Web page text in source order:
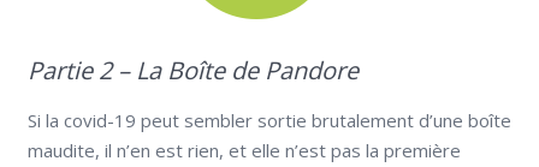
Partie 2 – La Boîte de Pandore
Si la covid-19 peut sembler sortie brutalement d’une boîte
maudite, il n’en est rien, et elle n’est pas la première